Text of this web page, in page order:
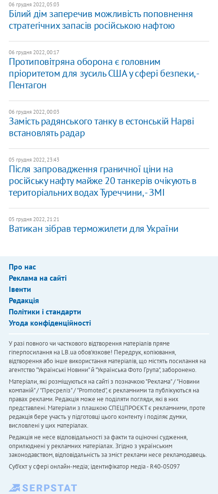
06 грудня 2022, 05:03
Білий дім заперечив можливість поповнення
стратегічних запасів російською нафтою
06 грудня 2022, 00:17
Протиповітряна оборона є головним
пріоритетом для зусиль США у сфері безпеки, -
Пентагон
06 грудня 2022, 00:03
Замість радянського танку в естонській Нарві
встановлять радар
05 грудня 2022, 23:43
Після запровадження граничної ціни на
російську нафту майже 20 танкерів очікують в
територіальних водах Туреччини, - ЗМІ
05 грудня 2022, 21:21
Ватикан зібрав терможилети для України
Про нас
Реклама на сайті
Івенти
Редакція
Політики і стандарти
Угода конфіденційності
У разі повного чи часткового відтворення матеріалів пряме
гіперпосилання на LB.ua обов'язкове! Передрук, копіювання,
відтворення або інше використання матеріалів, що містять посилання на
агентство "Українськi Новини" й "Українська Фото Група", заборонено.
Матеріали, які розміщуються на сайті з позначкою "Реклама" / "Новини
компаній" / "Пресреліз" / "Promoted", є рекламними та публікуються на
правах реклами. Редакція може не поділяти погляди, які в них
представлені. Матеріали з плашкою СПЕЦПРОЄКТ є рекламними, проте
редакція бере участь у підготовці цього контенту і поділяє думки,
висловлені у цих матеріалах.
Редакція не несе відповідальності за факти та оціночні судження,
оприлюднені у рекламних матеріалах. Згідно з українським
законодавством, відповідальність за зміст реклами несе рекламодавець.
Cуб'єкт у сфері онлайн-медіа; ідентифікатор медіа - R40-05097